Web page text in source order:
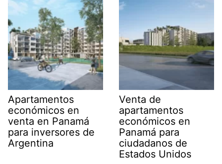
Apartamentos
económicos en
venta en Panamá
para inversores de
Argentina
Venta de
apartamentos
económicos en
Panamá para
ciudadanos de
Estados Unidos